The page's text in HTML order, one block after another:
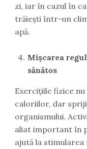
zi, iar în cazul în
trăiești într-un
apă.
Mișcarea
sănătos
Exercițiile fizice
caloriilor, dar
organismului.
aliat important în
ajută la stimularea